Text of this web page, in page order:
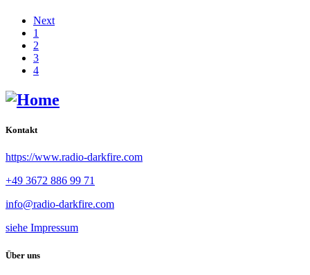
Next
1
2
3
4
Kontakt
https://www.radio-darkfire.com
+49 3672 886 99 71
info@radio-darkfire.com
siehe Impressum
Über uns